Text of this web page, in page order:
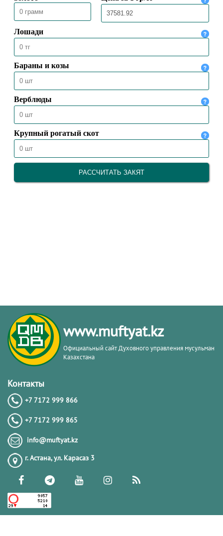
30.03.2020
www.muftyat.kz
Официальный сайт Духовного управления мусульман
Казахстана
Контакты
+7 7172 999 866
+7 7172 999 865
info@muftyat.kz
г. Астана, ул. Карасаз 3